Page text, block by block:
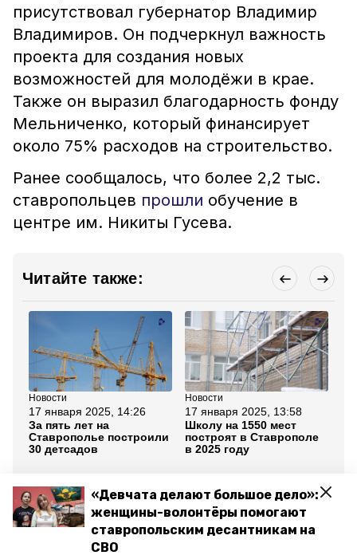
«Девчата делают большое дело»:
женщины-волонтёры помогают
ставропольским десантникам на
СВО
присутствовал губернатор Владимир
Владимиров. Он подчеркнул важность
проекта для создания новых
возможностей для молодёжи в крае.
Также он выразил благодарность фонду
Мельниченко, который финансирует
около 75% расходов на строительство.
Ранее сообщалось, что более 2,2 тыс.
ставропольцев прошли обучение в
центре им. Никиты Гусева.
Читайте также:
Новости
17 января 2025, 14:26
За пять лет на
Ставрополье построили
30 детсадов
Новости
17 января 2025, 13:58
Школу на 1550 мест
построят в Ставрополе
в 2025 году
Все новости